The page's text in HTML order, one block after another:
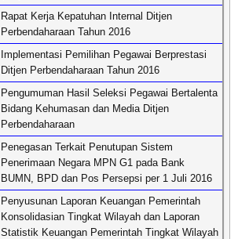
Rapat Kerja Kepatuhan Internal Ditjen
Perbendaharaan Tahun 2016
Implementasi Pemilihan Pegawai Berprestasi
Ditjen Perbendaharaan Tahun 2016
Pengumuman Hasil Seleksi Pegawai Bertalenta
Bidang Kehumasan dan Media Ditjen
Perbendaharaan
Penegasan Terkait Penutupan Sistem
Penerimaan Negara MPN G1 pada Bank
BUMN, BPD dan Pos Persepsi per 1 Juli 2016
Penyusunan Laporan Keuangan Pemerintah
Konsolidasian Tingkat Wilayah dan Laporan
Statistik Keuangan Pemerintah Tingkat Wilayah